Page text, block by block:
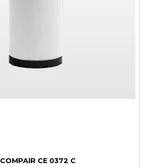
COMPAIR CE 0372 C